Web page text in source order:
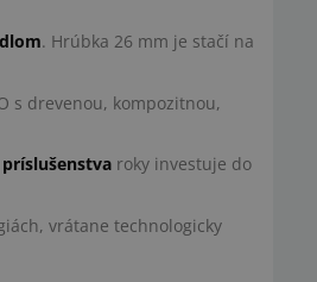
. Hrúbka 26 mm je stačí na
s drevenou, kompozitnou,
roky investuje do
vrátane technologicky